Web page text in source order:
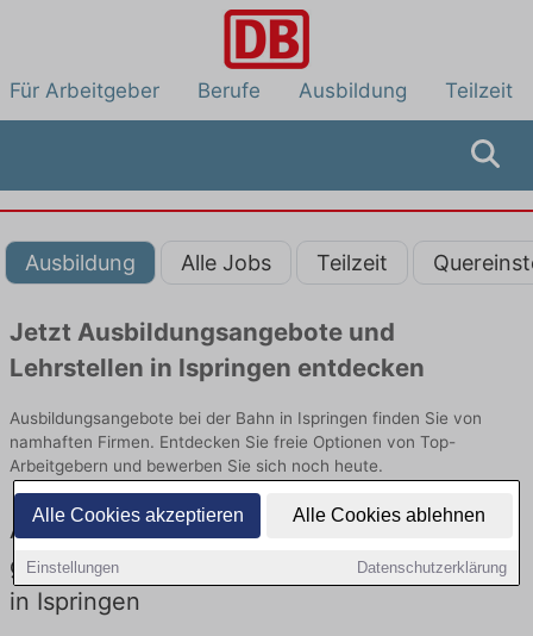
Alle Cookies akzeptieren Alle Cookies ablehnen
Einstellungen Datenschutzerklärung
Für Arbeitgeber Berufe Ausbildung Teilzeit
Ausbildung Alle Jobs Teilzeit
Jetzt Ausbildungsangebote und
Lehrstellen in Ispringen entdecken
Ausbildungsangebote bei der Bahn in Ispringen finden Sie von
namhaften Firmen. Entdecken Sie freie Optionen von Top-
Arbeitgebern und bewerben Sie sich noch heute.
Ausbildung in Ispringen bei der Bahn: Aktuell
gibt es keine Stellenangebote für Ausbildung
in Ispringen